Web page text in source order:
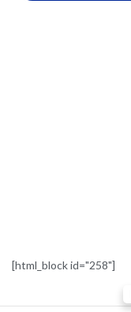
[html_block id="258"]